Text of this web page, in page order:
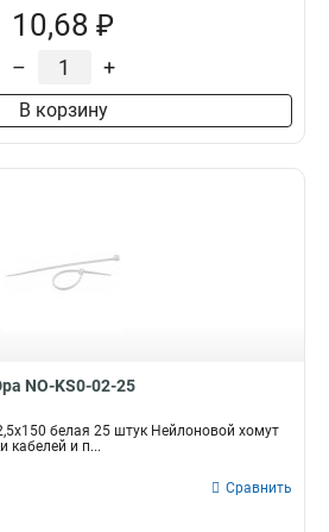
10,68 ₽
– +
В корзину
NO-KS0-02-25
белая 25 штук Нейлоновой хомут
кабелей и п...
Сравнить